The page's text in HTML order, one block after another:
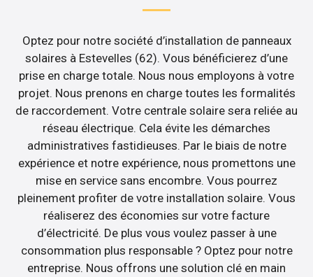
Optez pour notre société d’installation de panneaux
solaires à Estevelles (62). Vous bénéficierez d’une
prise en charge totale. Nous nous employons à votre
projet. Nous prenons en charge toutes les formalités
de raccordement. Votre centrale solaire sera reliée au
réseau électrique. Cela évite les démarches
administratives fastidieuses. Par le biais de notre
expérience et notre expérience, nous promettons une
mise en service sans encombre. Vous pourrez
pleinement profiter de votre installation solaire. Vous
réaliserez des économies sur votre facture
d’électricité. De plus vous voulez passer à une
consommation plus responsable ? Optez pour notre
entreprise. Nous offrons une solution clé en main